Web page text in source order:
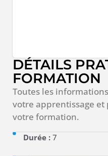
DÉTAILS
FORMATION
Toutes les
votre apprentissage
votre formation.
Durée : 7